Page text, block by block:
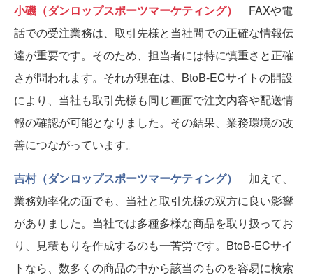
小磯（ダンロップスポーツマーケティング）
FAXや電
話での受注業務は、取引先様と当社間での正確な情報伝
達が重要です。そのため、担当者には特に慎重さと正確
さが問われます。それが現在は、BtoB-ECサイトの開設
により、当社も取引先様も同じ画面で注文内容や配送情
報の確認が可能となりました。その結果、業務環境の改
善につながっています。
吉村（ダンロップスポーツマーケティング）
加えて、
業務効率化の面でも、当社と取引先様の双方に良い影響
がありました。当社では多種多様な商品を取り扱ってお
り、見積もりを作成するのも一苦労です。BtoB-ECサイ
トなら、数多くの商品の中から該当のものを容易に検索